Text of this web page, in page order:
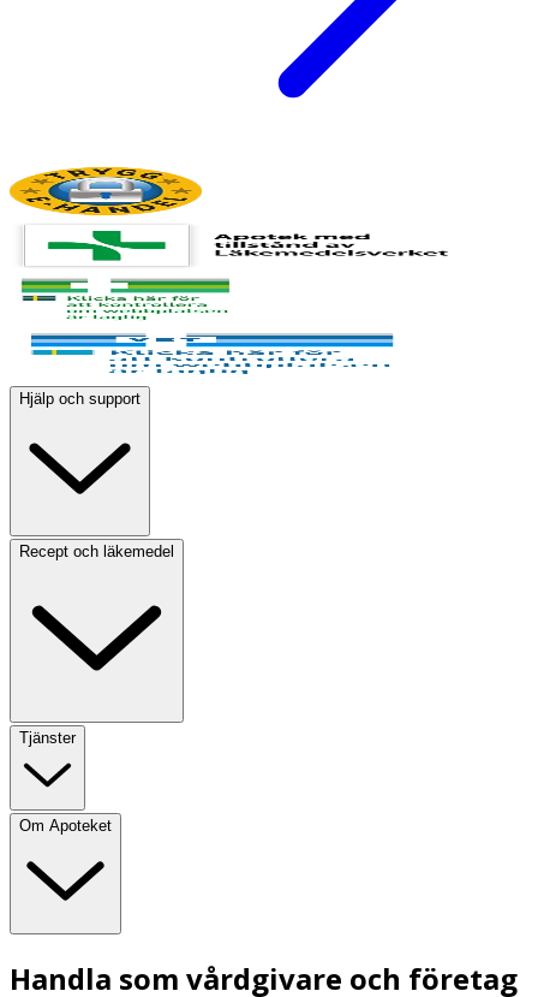
Hjälp och support
Recept och läkemedel
Tjänster
Om Apoteket
Handla som vårdgivare och företag